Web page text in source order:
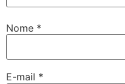
Nome *
E-mail *